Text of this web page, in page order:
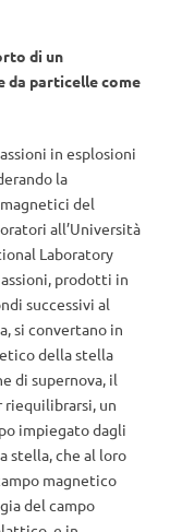
di un
da particelle come
in esplosioni
la
del
all’Università
Laboratory
prodotti in
successivi al
si convertano in
della stella
di supernova, il
riequilibrarsi, un
impiegato dagli
stella, che al loro
magnetico
del campo